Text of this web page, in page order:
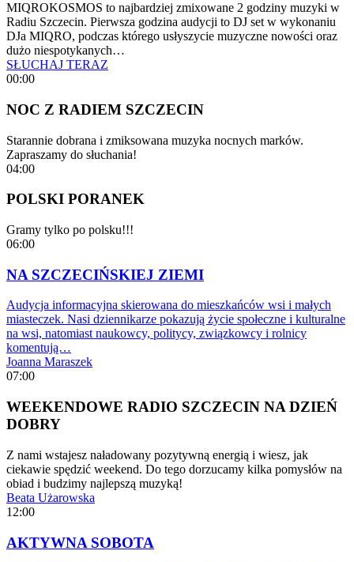
MIQROKOSMOS to najbardziej zmixowane 2 godziny muzyki w
Radiu Szczecin. Pierwsza godzina audycji to DJ set w wykonaniu
DJa MIQRO, podczas którego usłyszycie muzyczne nowości oraz
dużo niespotykanych…
SŁUCHAJ TERAZ
00:00
NOC Z RADIEM SZCZECIN
Starannie dobrana i zmiksowana muzyka nocnych marków.
Zapraszamy do słuchania!
04:00
POLSKI PORANEK
Gramy tylko po polsku!!!
06:00
NA SZCZECIŃSKIEJ ZIEMI
Audycja informacyjna skierowana do mieszkańców wsi i małych
miasteczek. Nasi dziennikarze pokazują życie społeczne i kulturalne
na wsi, natomiast naukowcy, politycy, związkowcy i rolnicy
komentują…
Joanna Maraszek
07:00
WEEKENDOWE RADIO SZCZECIN NA DZIEŃ
DOBRY
Z nami wstajesz naładowany pozytywną energią i wiesz, jak
ciekawie spędzić weekend. Do tego dorzucamy kilka pomysłów na
obiad i budzimy najlepszą muzyką!
Beata Użarowska
12:00
AKTYWNA SOBOTA